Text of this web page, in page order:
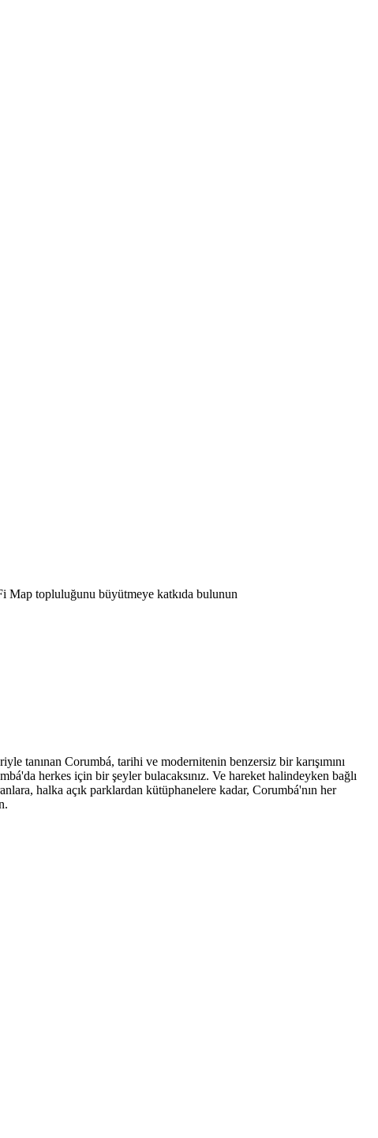
Map topluluğunu büyütmeye katkıda bulunun
tanınan Corumbá, tarihi ve modernitenin benzersiz bir karışımını
herkes için bir şeyler bulacaksınız. Ve hareket halindeyken bağlı
halka açık parklardan kütüphanelere kadar, Corumbá'nın her